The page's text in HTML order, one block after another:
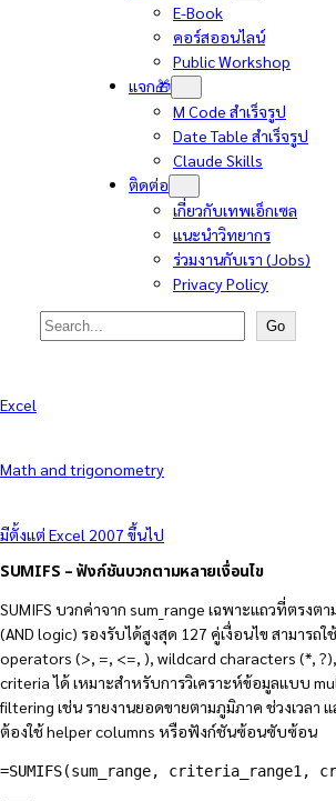
E-Book
คอร์สออนไลน์
Public Workshop
แจก🎁
M Code สำเร็จรูป
Date Table สำเร็จรูป
Claude Skills
ติดต่อ
เกี่ยวกับเทพเอ็กเซล
แนะนำวิทยากร
ร่วมงานกับเรา (Jobs)
Privacy Policy
Search
Go
Excel
Math and trigonometry
มีตั้งแต่ Excel 2007 ขึ้นไป
SUMIFS – ฟังก์ชันบวกตามหลายเงื่อนไข
SUMIFS บวกค่าจาก sum_range เฉพาะแถวที่ตรงต
(AND logic) รองรับได้สูงสุด 127 คู่เงื่อนไข สามารถ
operators (>, =, <=, ), wildcard characters (*,
criteria ได้ เหมาะสำหรับการวิเคราะห์ข้อมูลแบบ
filtering เช่น รายงานยอดขายตามภูมิภาค ช่วงเวลา
ต้องใช้ helper columns หรือฟังก์ชันซ้อนซับซ้อน
=SUMIFS(sum_range,